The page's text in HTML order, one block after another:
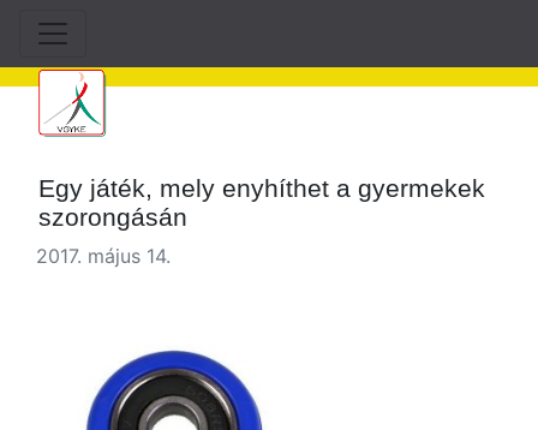
Egy játék, mely enyhíthet a gyermekek
szorongásán
2017. május 14.